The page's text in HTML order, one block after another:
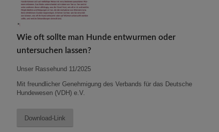
Wie oft sollte man Hunde entwurmen oder
untersuchen lassen?
Unser Rassehund 11/2025
Mit freundlicher Genehmigung des Verbands für das Deutsche
Hundewesen (VDH) e.V.
Download-Link